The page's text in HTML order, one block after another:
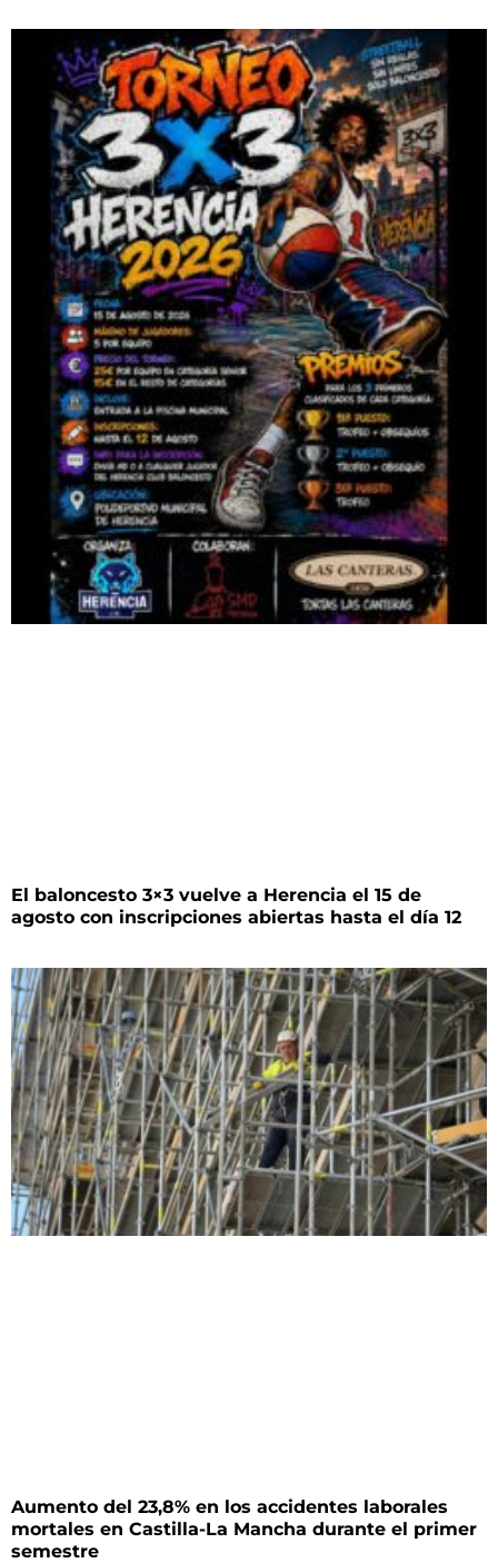
El baloncesto 3×3 vuelve a Herencia el 15 de
agosto con inscripciones abiertas hasta el día 12
Aumento del 23,8% en los accidentes laborales
mortales en Castilla-La Mancha durante el primer
semestre